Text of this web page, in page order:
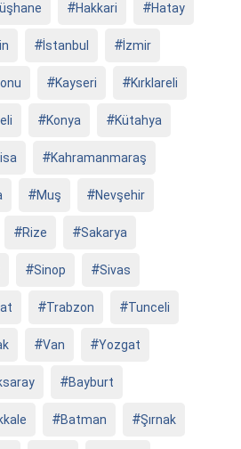
Hakkari Hatay
İstanbul İzmir
Kayseri Kırklareli
Konya Kütahya
Kahramanmaraş
Muş Nevşehir
Rize Sakarya
Sinop Sivas
Trabzon Tunceli
Van Yozgat
Bayburt
Batman Şırnak